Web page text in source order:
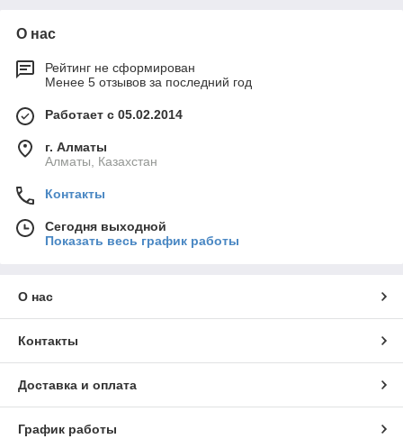
О нас
Рейтинг не сформирован
Менее 5 отзывов за последний год
Работает с 05.02.2014
г. Алматы
Алматы, Казахстан
Контакты
Сегодня выходной
Показать весь график работы
О нас
Контакты
Доставка и оплата
График работы